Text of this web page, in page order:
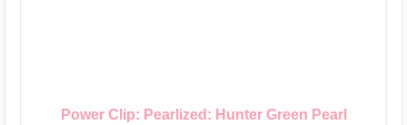
Power Clip: Pearlized: Hunter Green Pearl